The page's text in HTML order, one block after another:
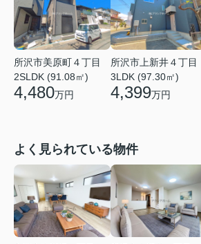
所沢市美原町４丁目
2SLDK (91.08㎡)
4,480万円
所沢市上新井４丁目
3LDK (97.30㎡)
4,399万円
よく見られている物件